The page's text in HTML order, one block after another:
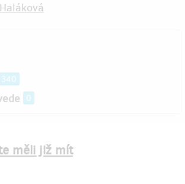
340
0
měli již mít